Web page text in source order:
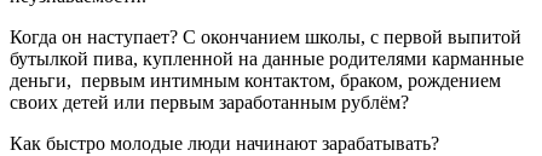
Когда он наступает? С окончанием школы, с первой выпитой
бутылкой пива, купленной на данные родителями карманные
деньги, первым интимным контактом, браком, рождением
своих детей или первым заработанным рублём?
Как быстро молодые люди начинают зарабатывать?